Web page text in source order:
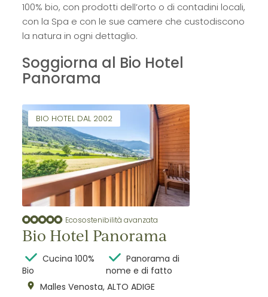
100% bio, con prodotti dell’orto o di contadini locali,
con la Spa e con le sue camere che custodiscono
la natura in ogni dettaglio.
Soggiorna al Bio Hotel
Panorama
BIO HOTEL DAL 2002
Ecosostenibilità avanzata
Bio Hotel Panorama
Cucina 100%
Bio
Panorama di
nome e di fatto
Malles Venosta, ALTO ADIGE